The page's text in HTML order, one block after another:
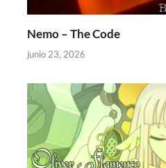
Nemo – The Code
junio 23, 2026